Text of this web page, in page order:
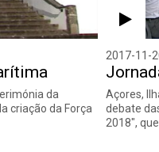
da
criação da Força
2017-11-
Açores,
debate
2018",